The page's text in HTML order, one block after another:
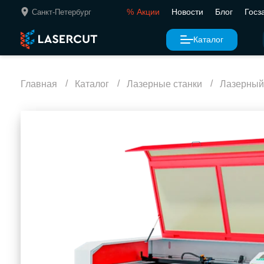
Санкт-Петербург % Акции Новости Блог
Каталог
Главная Каталог Лазерные станки
Лазерный